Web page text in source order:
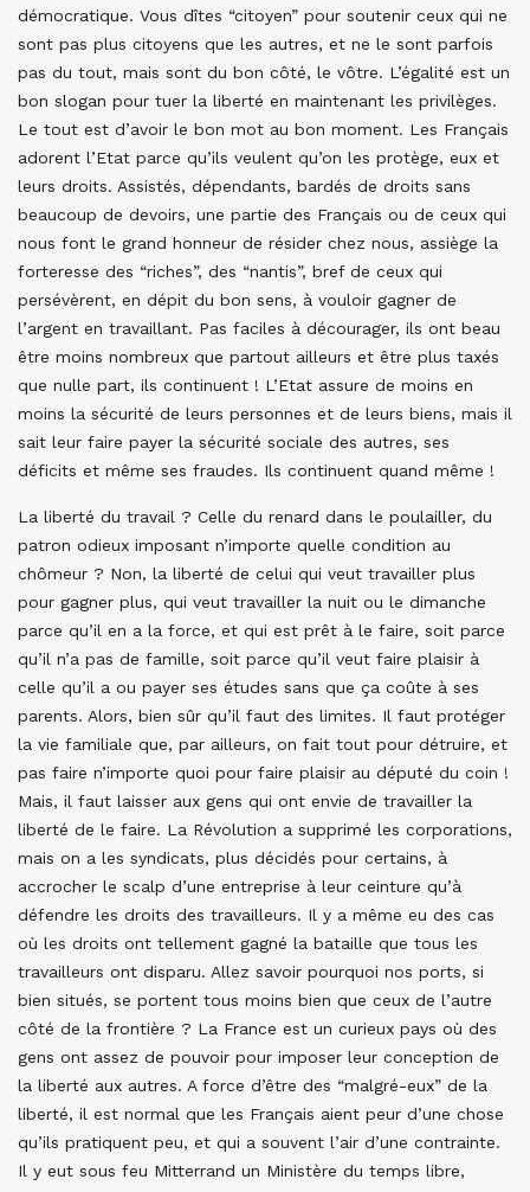
démocratique. Vous dîtes “citoyen” pour soutenir ceux qui ne
sont pas plus citoyens que les autres, et ne le sont parfois
pas du tout, mais sont du bon côté, le vôtre. L’égalité est un
bon slogan pour tuer la liberté en maintenant les privilèges.
Le tout est d’avoir le bon mot au bon moment. Les Français
adorent l’Etat parce qu’ils veulent qu’on les protège, eux et
leurs droits. Assistés, dépendants, bardés de droits sans
beaucoup de devoirs, une partie des Français ou de ceux qui
nous font le grand honneur de résider chez nous, assiège la
forteresse des “riches”, des “nantis”, bref de ceux qui
persévèrent, en dépit du bon sens, à vouloir gagner de
l’argent en travaillant. Pas faciles à décourager, ils ont beau
être moins nombreux que partout ailleurs et être plus taxés
que nulle part, ils continuent ! L’Etat assure de moins en
moins la sécurité de leurs personnes et de leurs biens, mais il
sait leur faire payer la sécurité sociale des autres, ses
déficits et même ses fraudes. Ils continuent quand même !
La liberté du travail ? Celle du renard dans le poulailler, du
patron odieux imposant n’importe quelle condition au
chômeur ? Non, la liberté de celui qui veut travailler plus
pour gagner plus, qui veut travailler la nuit ou le dimanche
parce qu’il en a la force, et qui est prêt à le faire, soit parce
qu’il n’a pas de famille, soit parce qu’il veut faire plaisir à
celle qu’il a ou payer ses études sans que ça coûte à ses
parents. Alors, bien sûr qu’il faut des limites. Il faut protéger
la vie familiale que, par ailleurs, on fait tout pour détruire, et
pas faire n’importe quoi pour faire plaisir au député du coin !
Mais, il faut laisser aux gens qui ont envie de travailler la
liberté de le faire. La Révolution a supprimé les corporations,
mais on a les syndicats, plus décidés pour certains, à
accrocher le scalp d’une entreprise à leur ceinture qu’à
défendre les droits des travailleurs. Il y a même eu des cas
où les droits ont tellement gagné la bataille que tous les
travailleurs ont disparu. Allez savoir pourquoi nos ports, si
bien situés, se portent tous moins bien que ceux de l’autre
côté de la frontière ? La France est un curieux pays où des
gens ont assez de pouvoir pour imposer leur conception de
la liberté aux autres. A force d’être des “malgré-eux” de la
liberté, il est normal que les Français aient peur d’une chose
qu’ils pratiquent peu, et qui a souvent l’air d’une contrainte.
Il y eut sous feu Mitterrand un Ministère du temps libre,